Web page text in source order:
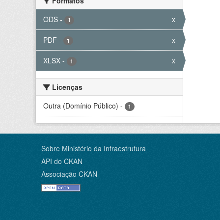
ODS - 1 x
PDF - 1 x
XLSX - 1 x
Licenças
Outra (Domínio Público) - 1
Sobre Ministério da Infraestrutura
API do CKAN
Associação CKAN